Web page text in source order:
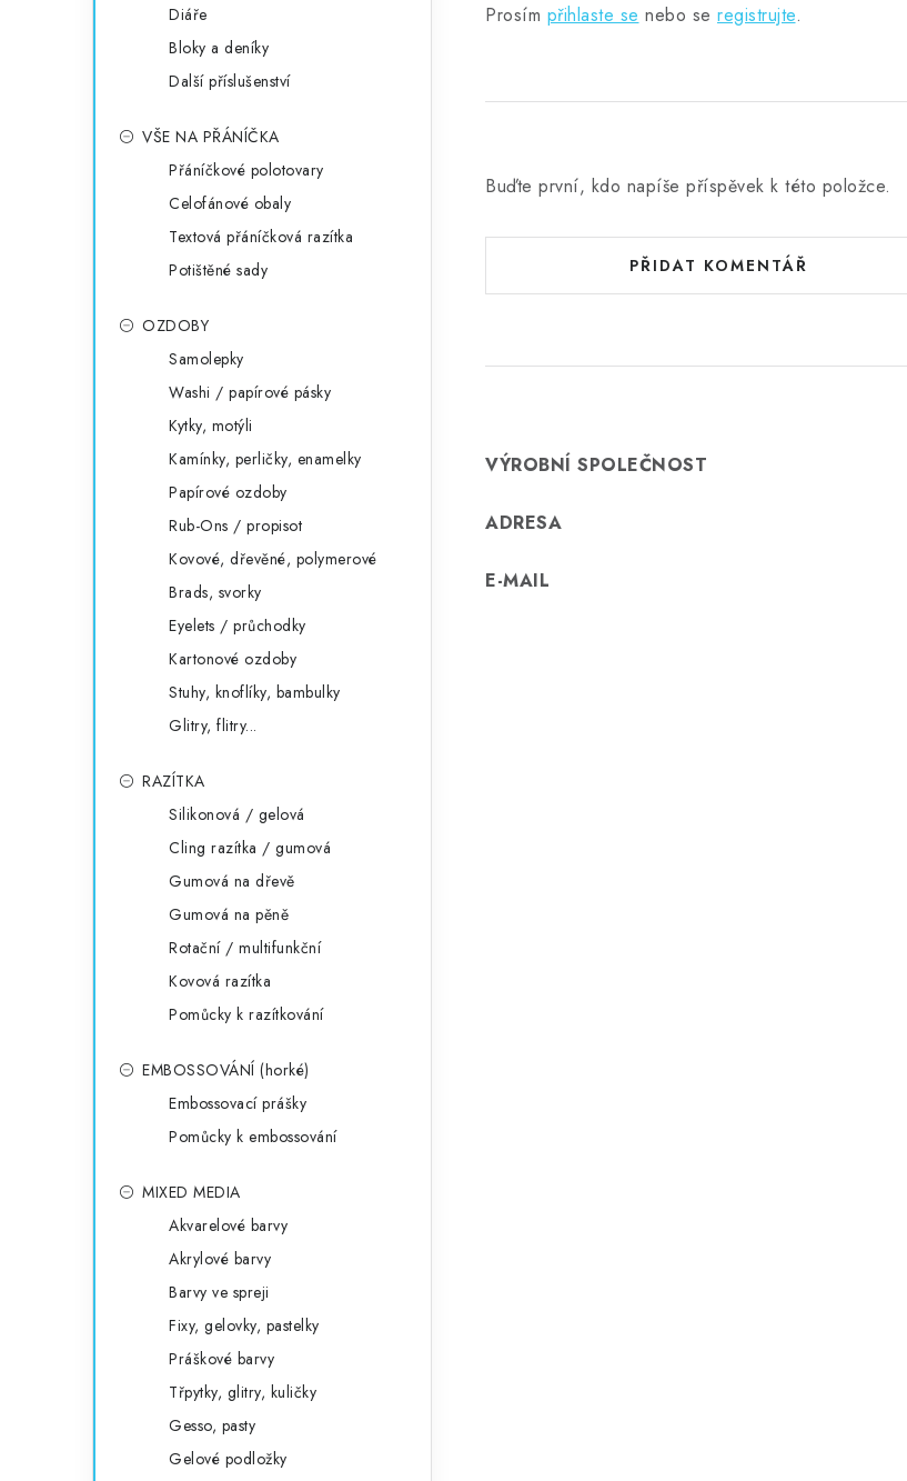
Diáře
Bloky a deníky
Další příslušenství
VŠE NA PŘÁNÍČKA
Přáníčkové polotovary
Celofánové obaly
Textová přáníčková razítka
Potištěné sady
OZDOBY
Samolepky
Washi / papírové pásky
Kytky, motýli
Kamínky, perličky, enamelky
Papírové ozdoby
Rub-Ons / propisot
Kovové, dřevěné, polymerové
Brads, svorky
Eyelets / průchodky
Kartonové ozdoby
Stuhy, knoflíky, bambulky
Glitry, flitry...
RAZÍTKA
Silikonová / gelová
Cling razítka / gumová
Gumová na dřevě
Gumová na pěně
Rotační / multifunkční
Kovová razítka
Pomůcky k razítkování
EMBOSSOVÁNÍ (horké)
Embossovací prášky
Pomůcky k embossování
MIXED MEDIA
Akvarelové barvy
Akrylové barvy
Barvy ve spreji
Fixy, gelovky, pastelky
Práškové barvy
Třpytky, glitry, kuličky
Gesso, pasty
Gelové podložky
Prosím přihlaste se nebo se registrujte.
Buďte první, kdo napíše příspěvek k této položce.
PŘIDAT KOMENTÁŘ
VÝROBNÍ SPOLEČNOST
ADRESA
E-MAIL